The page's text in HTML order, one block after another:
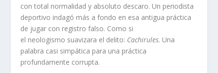
con total normalidad y absoluto descaro. Un periodista
deportivo indagó más a fondo en esa antigua práctica
de jugar con registro falso. Como si
el neologismo suavizara el delito: Cachirules. Una
palabra casi simpática para una práctica
profundamente corrupta.